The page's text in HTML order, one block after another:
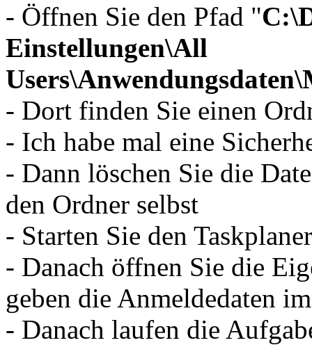
- Öffnen Sie den Pfad "
Einstellungen\All
- Dort finden Sie einen
- Ich habe mal eine
- Dann löschen Sie die
den Ordner selbst
- Starten Sie den
- Danach öffnen Sie die
geben die Anmeldedaten
- Danach laufen die